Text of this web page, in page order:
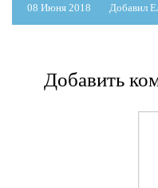
08 Июня 2018 Добавил
Добавить